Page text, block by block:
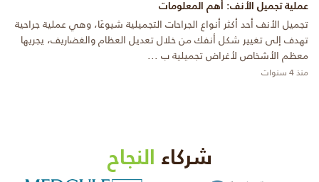
عملية تجميل الأنف: أهم المعلومات
تجميل الأنف أحد أكثر أنواع الجراحات التجميلية شيوعًا، وهي عملية جراحية
تهدف إلى تغيير شكل أنفك من خلال تعديل العظام والغضاريف، يجريها
معظم الأشخاص لأغراض تجميلية ب ...
منذ 4 سنوات
شركاء النجاح